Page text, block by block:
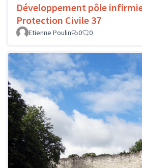
Développement pôle
Protection Civile 37
Etienne Poulin
0 0